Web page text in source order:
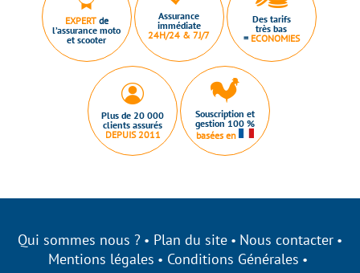
EXPERTde
l’assurance moto
et scooter
Assurance
immédiate
24H/24 & 7J/7
Des tarifs
très bas
= ECONOMIES
Plus de 20 000
clients assurés
DEPUIS 2011
Souscription et
gestion 100 %
basées en
Qui sommes nous ? Plan du site
Nous contacter
Mentions légales
Conditions Générales